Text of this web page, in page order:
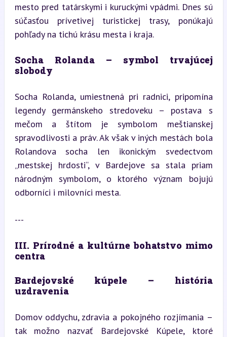
mesto pred tatárskymi i kuruckými vpádmi. Dnes sú
súčasťou prívetivej turistickej trasy, ponúkajú
pohľady na tichú krásu mesta i kraja.
Socha Rolanda – symbol trvajúcej
slobody
Socha Rolanda, umiestnená pri radnici, pripomína
legendy germánskeho stredoveku – postava s
mečom a štítom je symbolom meštianskej
spravodlivosti a práv. Ak však v iných mestách bola
Rolandova socha len ikonickým svedectvom
„mestskej hrdosti“, v Bardejove sa stala priam
národným symbolom, o ktorého význam bojujú
odborníci i milovníci mesta.
---
III. Prírodné a kultúrne bohatstvo mimo
centra
Bardejovské kúpele – história
uzdravenia
Domov oddychu, zdravia a pokojného rozjímania –
tak možno nazvať Bardejovské Kúpele, ktoré